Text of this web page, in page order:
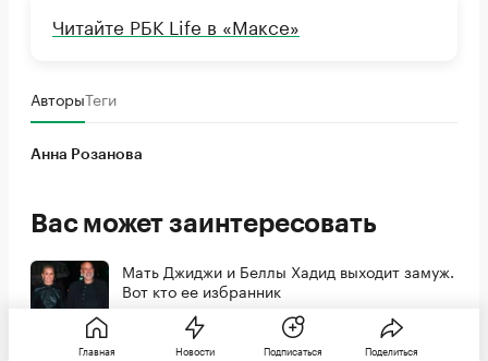
Читайте РБК Life в «Максе»
АвторыТеги
Анна Розанова
Вас может заинтересовать
Мать Джиджи и Беллы Хадид выходит замуж.
Вот кто ее избранник
Главная Новости Подписаться Поделиться